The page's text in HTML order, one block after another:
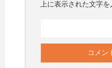
上に表示された文字